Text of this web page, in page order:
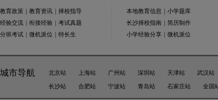
教育政策 教育资讯
择校指导
经验交流
衔接经验
考试真题
分班考试
微机派位 特长生
本地教育信息
小学题库
长沙择校指南
简历制作
小学经验分享
微机派位
城市导航 北京站 上海站 广州站 深圳站 天津站
武汉站
长沙站
合肥站 宁波站 青岛站 石家庄站 全国